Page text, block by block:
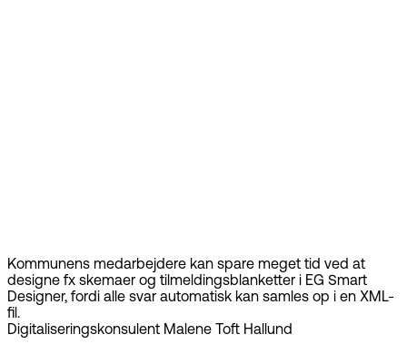
Kommunens medarbejdere kan spare meget tid ved at
designe fx skemaer og tilmeldingsblanketter i EG Smart
Designer, fordi alle svar automatisk kan samles op i en XML-
fil.
Digitaliseringskonsulent Malene Toft Hallund